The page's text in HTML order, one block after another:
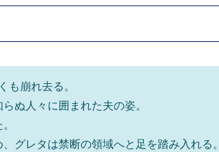
も崩れ去る。
ぬ人々に囲まれた夫の姿。
グレタは禁断の領域へと足を踏み入れる。